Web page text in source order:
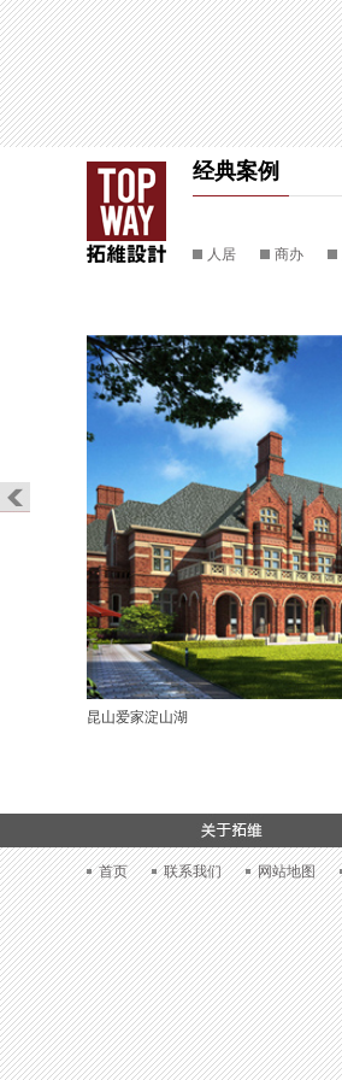
昆山爱家淀山湖
经典案例
人居 商办
首页 联系我们 网站地图